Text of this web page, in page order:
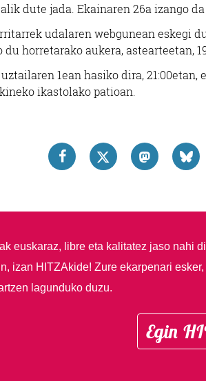
dute jada. Ekainaren 26a izango
udalaren webgunean eskegi
du horretarako aukera, astearteetan,
1ean hasiko dira,
ikastolako patioan.
euskaraz, libre eta kalitatez jaso nahi
izan HITZAkide! Zure ekarpenari
lagunduko duzu.
Egin